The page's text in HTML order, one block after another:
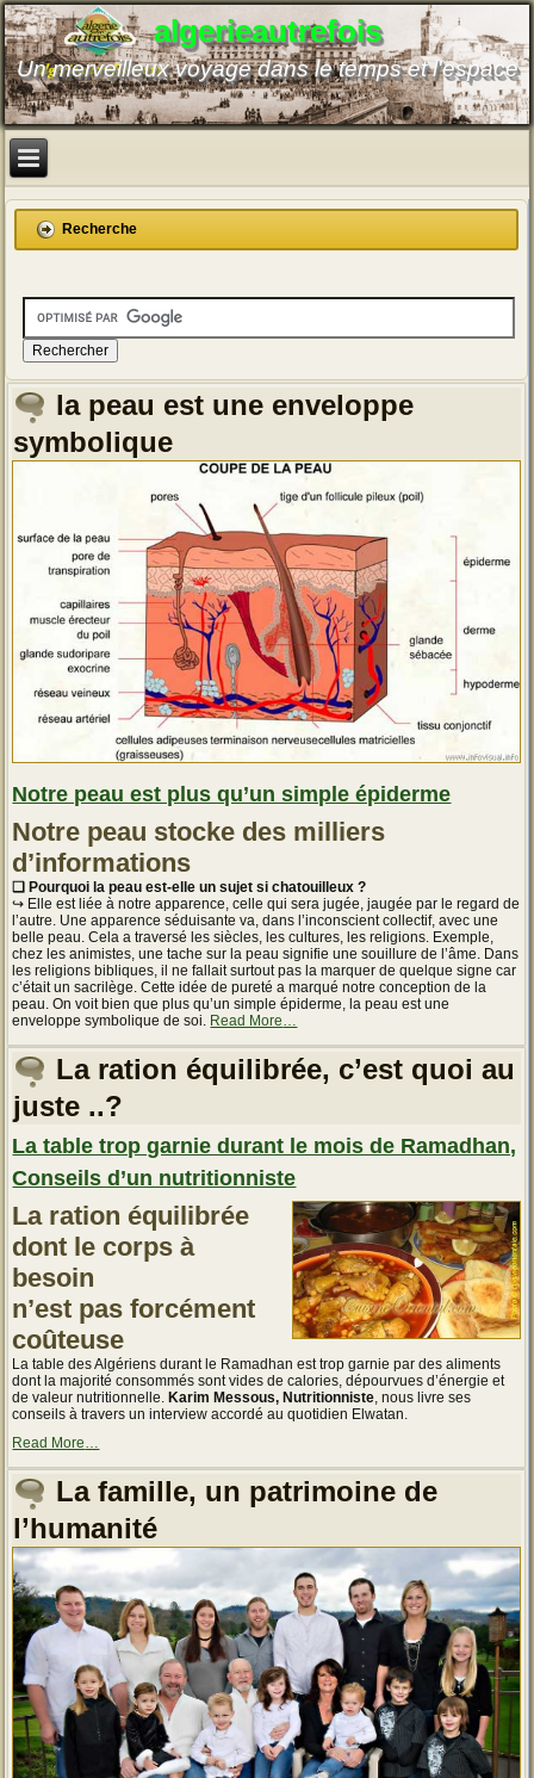
algerieautrefois
Un merveilleux voyage dans le temps et l'espace
Recherche
la peau est une enveloppe
symbolique
Notre peau est plus qu’un simple épiderme
Notre peau stocke des milliers
d’informations
❏ Pourquoi la peau est-elle un sujet si chatouilleux ?
↪ Elle est liée à notre apparence, celle qui sera jugée, jaugée par le regard de
l’autre. Une apparence séduisante va, dans l’inconscient collectif, avec une
belle peau. Cela a traversé les siècles, les cultures, les religions. Exemple,
chez les animistes, une tache sur la peau signifie une souillure de l’âme. Dans
les religions bibliques, il ne fallait surtout pas la marquer de quelque signe car
c’était un sacrilège. Cette idée de pureté a marqué notre conception de la
peau. On voit bien que plus qu’un simple épiderme, la peau est une
enveloppe symbolique de soi. Read More
peau
est
épiderme »
…
La ration équilibrée, c’est quoi au
juste ..?
La table trop garnie durant le mois de Ramadhan,
Conseils d’un nutritionniste
La ration équilibrée
dont le corps à
besoin
n’est pas forcément
coûteuse
La table des Algériens durant le Ramadhan est trop garnie par des aliments
dont la majorité consommés sont vides de calories, dépourvues d’énergie et
de valeur nutritionnelle.Karim Messous, Nutritionniste, nous livre ses
conseils à travers un interview accordé au quotidien Elwatan.
Read More
table
trop
durant
le
mois
de
Ramadhan,
Conseils
d’un
nutritionniste »
…
La famille, un patrimoine de
l’humanité